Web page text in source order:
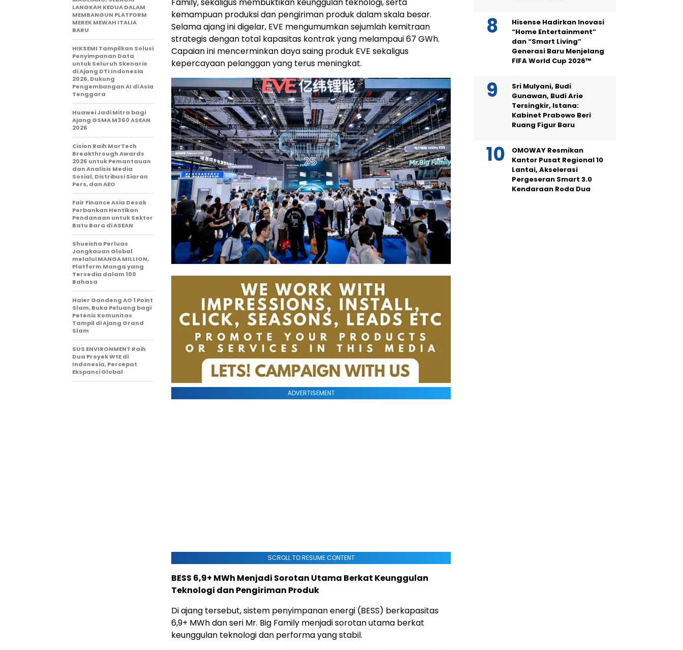
kemampuan produksi dan pengiriman produk dalam skala besar.
Selama ajang ini digelar, EVE mengumumkan sejumlah kemitraan
strategis dengan total kapasitas kontrak yang melampaui 67 GWh.
Capaian ini mencerminkan daya saing produk EVE sekaligus
kepercayaan pelanggan yang terus meningkat.
ADVERTISEMENT
SCROLL TO RESUME CONTENT
BESS 6,9+ MWh Menjadi Sorotan Utama Berkat Keunggulan
Teknologi dan Pengiriman Produk
Di ajang tersebut, sistem penyimpanan energi (BESS) berkapasitas
6,9+ MWh dan seri Mr. Big Family menjadi sorotan utama berkat
keunggulan teknologi dan performa yang stabil.
LANGKAH KEDUA DALAM
MEMBANGUN PLATFORM
MEREK MEWAH ITALIA
BARU
HIKSEMI Tampilkan Solusi
Penyimpanan Data
untuk Seluruh Skenario
di Ajang DTI Indonesia
2026, Dukung
Pengembangan AI di Asia
Tenggara
Huawei Jadi Mitra bagi
Ajang GSMA M360 ASEAN
2026
Cision Raih MarTech
Breakthrough Awards
2026 untuk Pemantauan
dan Analisis Media
Sosial, Distribusi Siaran
Pers, dan AEO
Fair Finance Asia Desak
Perbankan Hentikan
Pendanaan untuk Sektor
Batu Bara di ASEAN
Shueisha Perluas
Jangkauan Global
melalui MANGA MILLION,
Platform Manga yang
Tersedia dalam 100
Bahasa
Haier Gandeng AO 1 Point
Slam, Buka Peluang bagi
Petenis Komunitas
Tampil di Ajang Grand
Slam
SUS ENVIRONMENT Raih
Dua Proyek WtE di
Indonesia, Percepat
Ekspansi Global
Hisense Hadirkan Inovasi
“Home Entertainment”
dan “Smart Living”
Generasi Baru Menjelang
FIFA World Cup 2026™
Sri Mulyani, Budi
Gunawan, Budi Arie
Tersingkir, Istana:
Kabinet Prabowo Beri
Ruang Figur Baru
OMOWAY Resmikan
Kantor Pusat Regional 10
Lantai, Akselerasi
Pergeseran Smart 3.0
Kendaraan Roda Dua